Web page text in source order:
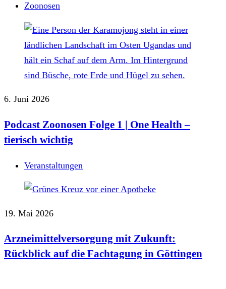
Zoonosen
6. Juni 2026
Podcast Zoonosen Folge 1 | One Health –
tierisch wichtig
Veranstaltungen
19. Mai 2026
Arzneimittelversorgung mit Zukunft:
Rückblick auf die Fachtagung in Göttingen